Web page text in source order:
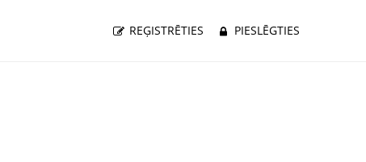
REĢISTRĒTIES PIESLĒGTIES